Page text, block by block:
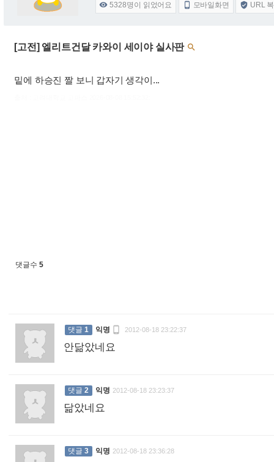
 5328명이 읽었어요  모바일화면  URL
[고전] 엘리트건달 카와이 세이야 실사판 
밑에 하승진 짤 보니 갑자기 생각이...
댓글수 5
댓글 1 익명  2012-08-18 23:22:37
안닮았네요
댓글 2 익명 2012-08-18 23:23:37
닮았네요
댓글 3 익명 2012-08-18 23:36:28